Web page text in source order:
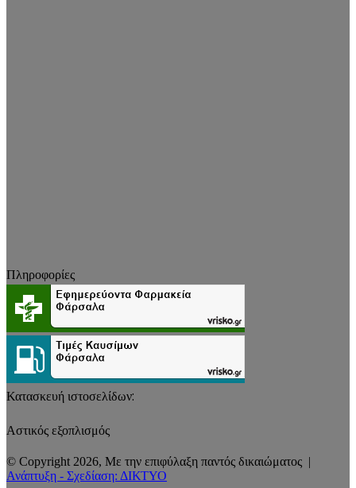
Πληροφορίες
Κατασκευή ιστοσελίδων:
Αστικός εξοπλισμός
© Copyright 2026, Με την επιφύλαξη παντός δικαιώματος |
Ανάπτυξη - Σχεδίαση: ΔΙΚΤΥΟ